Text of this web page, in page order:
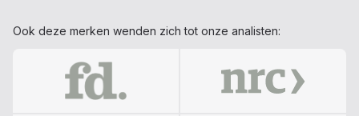
Ook deze merken wenden zich tot onze analisten: